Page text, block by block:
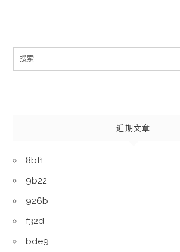
Search
近期文章
8bf1
9b22
926b
f32d
bde9